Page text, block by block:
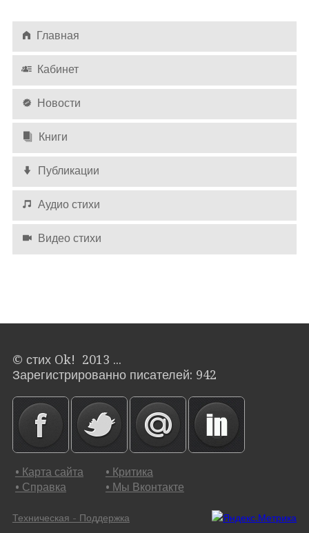
Главная
Кабинет
Новости
Книги
Публикации
Аудио стихи
Видео стихи
© стих Ok! 2013 ...
Зарегистрированно писателей: 942
• Карта сайта
• Справка
• Критика
• Мы Вконтакте
Техническая - Поддержка